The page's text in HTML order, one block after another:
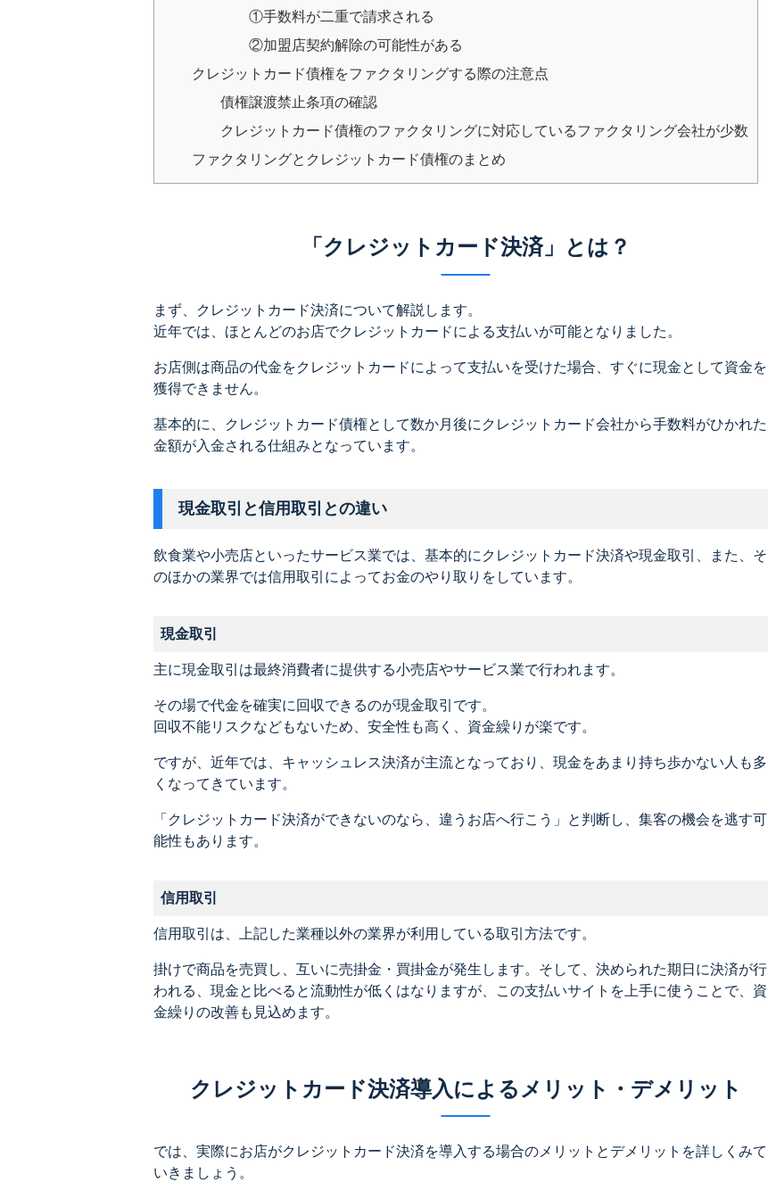
①手数料が二重で請求される
②加盟店契約解除の可能性がある
クレジットカード債権をファクタリングする際の注意点
債権譲渡禁止条項の確認
クレジットカード債権のファクタリングに対応しているファクタリング会社が少数
ファクタリングとクレジットカード債権のまとめ
「クレジットカード決済」とは？
まず、クレジットカード決済について解説します。
近年では、ほとんどのお店でクレジットカードによる支払いが可能となりました。
お店側は商品の代金をクレジットカードによって支払いを受けた場合、すぐに現金として資金を
獲得できません。
基本的に、クレジットカード債権として数か月後にクレジットカード会社から手数料がひかれた
金額が入金される仕組みとなっています。
現金取引と信用取引との違い
飲食業や小売店といったサービス業では、基本的にクレジットカード決済や現金取引、また、そ
のほかの業界では信用取引によってお金のやり取りをしています。
現金取引
主に現金取引は最終消費者に提供する小売店やサービス業で行われます。
その場で代金を確実に回収できるのが現金取引です。
回収不能リスクなどもないため、安全性も高く、資金繰りが楽です。
ですが、近年では、キャッシュレス決済が主流となっており、現金をあまり持ち歩かない人も多
くなってきています。
「クレジットカード決済ができないのなら、違うお店へ行こう」と判断し、集客の機会を逃す可
能性もあります。
信用取引
信用取引は、上記した業種以外の業界が利用している取引方法です。
掛けで商品を売買し、互いに売掛金・買掛金が発生します。そして、決められた期日に決済が行
われる、現金と比べると流動性が低くはなりますが、この支払いサイトを上手に使うことで、資
金繰りの改善も見込めます。
クレジットカード決済導入によるメリット・デメリット
では、実際にお店がクレジットカード決済を導入する場合のメリットとデメリットを詳しくみて
いきましょう。